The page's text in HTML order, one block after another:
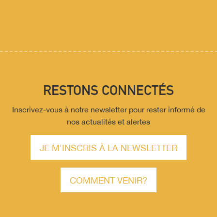
RESTONS CONNECTÉS
Inscrivez-vous à notre newsletter pour rester informé de
nos actualités et alertes
JE M'INSCRIS À LA NEWSLETTER
COMMENT VENIR?